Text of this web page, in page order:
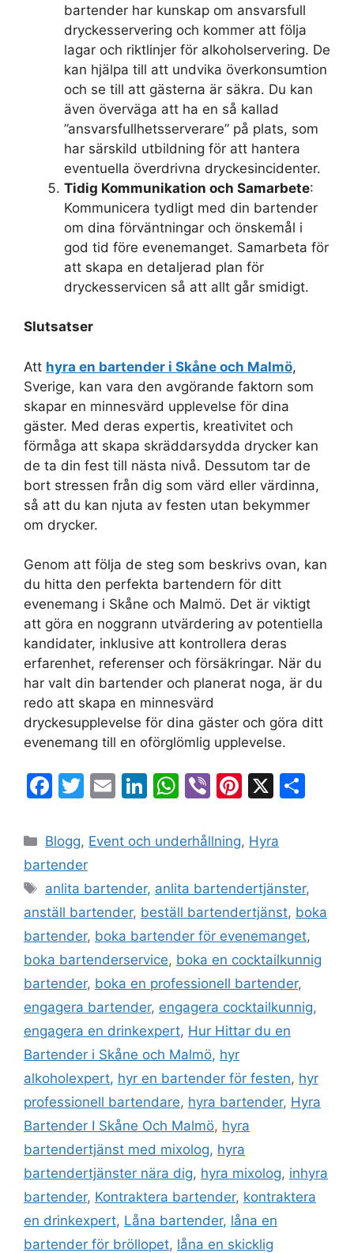
bartender har kunskap om ansvarsfull
dryckesservering och kommer att följa
lagar och riktlinjer för alkoholservering. De
kan hjälpa till att undvika överkonsumtion
och se till att gästerna är säkra. Du kan
även överväga att ha en så kallad
”ansvarsfullhetsserverare” på plats, som
har särskild utbildning för att hantera
eventuella överdrivna dryckesincidenter.
Tidig Kommunikation och Samarbete:
Kommunicera tydligt med din bartender
om dina förväntningar och önskemål i
god tid före evenemanget. Samarbeta för
att skapa en detaljerad plan för
dryckesservicen så att allt går smidigt.
Slutsatser
Att hyra en bartender i Skåne och Malmö,
Sverige, kan vara den avgörande faktorn som
skapar en minnesvärd upplevelse för dina
gäster. Med deras expertis, kreativitet och
förmåga att skapa skräddarsydda drycker kan
de ta din fest till nästa nivå. Dessutom tar de
bort stressen från dig som värd eller värdinna,
så att du kan njuta av festen utan bekymmer
om drycker.
Genom att följa de steg som beskrivs ovan, kan
du hitta den perfekta bartendern för ditt
evenemang i Skåne och Malmö. Det är viktigt
att göra en noggrann utvärdering av potentiella
kandidater, inklusive att kontrollera deras
erfarenhet, referenser och försäkringar. När du
har valt din bartender och planerat noga, är du
redo att skapa en minnesvärd
dryckesupplevelse för dina gäster och göra ditt
evenemang till en oförglömlig upplevelse.
F
c
e
b
o
o
k
T
itt
er
E
ai
Li
k
dI
n
W
at
A
p
p
Vi
er
Pi
er
st
X
Blogg, Event och underhållning, Hyra
bartender
anlita bartender, anlita bartendertjänster,
anställ bartender, beställ bartendertjänst, boka
bartender, boka bartender för evenemanget,
boka bartenderservice, boka en cocktailkunnig
bartender, boka en professionell bartender,
engagera bartender, engagera cocktailkunnig,
engagera en drinkexpert, Hur Hittar du en
Bartender i Skåne och Malmö, hyr
alkoholexpert, hyr en bartender för festen, hyr
professionell bartendare, hyra bartender, Hyra
Bartender I Skåne Och Malmö, hyra
bartendertjänst med mixolog, hyra
bartendertjänster nära dig, hyra mixolog, inhyra
bartender, Kontraktera bartender, kontraktera
en drinkexpert, Låna bartender, låna en
bartender för bröllopet, låna en skicklig